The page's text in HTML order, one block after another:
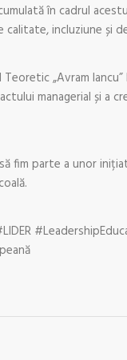
în cadrul
incluziune și
Teoretic „Avram
managerial și a
fim parte a unor